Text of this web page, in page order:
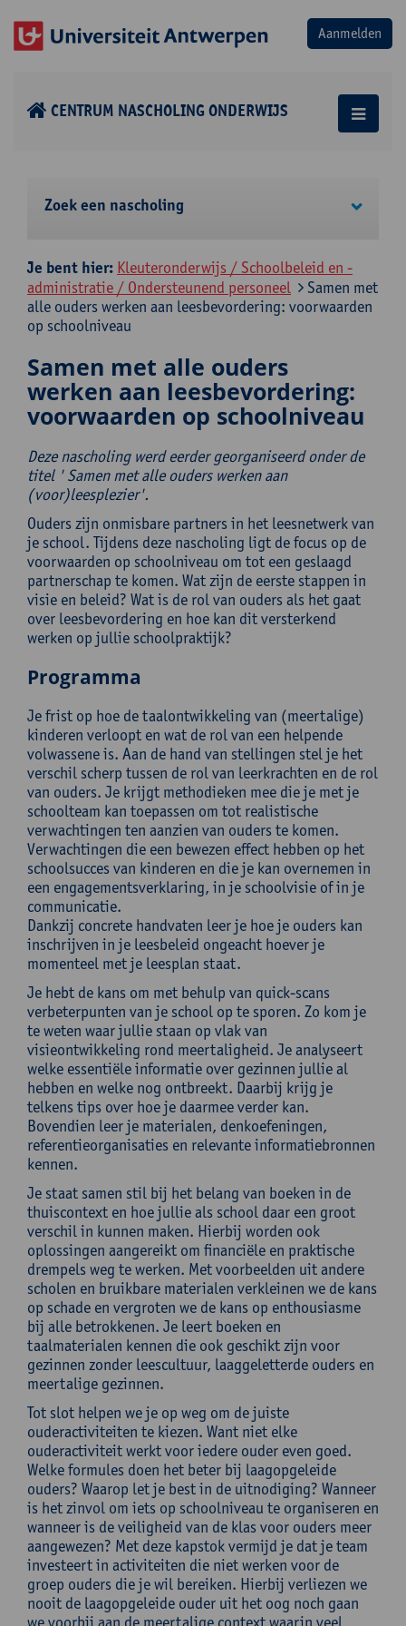
CENTRUM NASCHOLING ONDERWIJS
Zoek een nascholing
Je bent hier: Kleuteronderwijs / Schoolbeleid en -
administratie / Ondersteunend personeel
Samen met
alle ouders werken aan leesbevordering: voorwaarden
op schoolniveau
Samen met alle ouders
werken aan leesbevordering:
voorwaarden op schoolniveau
Deze nascholing werd eerder georganiseerd onder de
titel ' Samen met alle ouders werken aan
(voor)leesplezier'.
Ouders zijn onmisbare partners in het leesnetwerk van
je school. Tijdens deze nascholing ligt de focus op de
voorwaarden op schoolniveau om tot een geslaagd
partnerschap te komen. Wat zijn de eerste stappen in
visie en beleid? Wat is de rol van ouders als het gaat
over leesbevordering en hoe kan dit versterkend
werken op jullie schoolpraktijk?
Programma
Je frist op hoe de taalontwikkeling van (meertalige)
kinderen verloopt en wat de rol van een helpende
volwassene is. Aan de hand van stellingen stel je het
verschil scherp tussen de rol van leerkrachten en de rol
van ouders. Je krijgt methodieken mee die je met je
schoolteam kan toepassen om tot realistische
verwachtingen ten aanzien van ouders te komen.
Verwachtingen die een bewezen effect hebben op het
schoolsucces van kinderen en die je kan overnemen in
een engagementsverklaring, in je schoolvisie of in je
communicatie.
Dankzij concrete handvaten leer je hoe je ouders kan
inschrijven in je leesbeleid ongeacht hoever je
momenteel met je leesplan staat.
Je hebt de kans om met behulp van quick-scans
verbeterpunten van je school op te sporen. Zo kom je
te weten waar jullie staan op vlak van
visieontwikkeling rond meertaligheid. Je analyseert
welke essentiële informatie over gezinnen jullie al
hebben en welke nog ontbreekt. Daarbij krijg je
telkens tips over hoe je daarmee verder kan.
Bovendien leer je materialen, denkoefeningen,
referentieorganisaties en relevante informatiebronnen
kennen.
Je staat samen stil bij het belang van boeken in de
thuiscontext en hoe jullie als school daar een groot
verschil in kunnen maken. Hierbij worden ook
oplossingen aangereikt om financiële en praktische
drempels weg te werken. Met voorbeelden uit andere
scholen en bruikbare materialen verkleinen we de kans
op schade en vergroten we de kans op enthousiasme
bij alle betrokkenen. Je leert boeken en
taalmaterialen kennen die ook geschikt zijn voor
gezinnen zonder leescultuur, laaggeletterde ouders en
meertalige gezinnen.
Tot slot helpen we je op weg om de juiste
ouderactiviteiten te kiezen. Want niet elke
ouderactiviteit werkt voor iedere ouder even goed.
Welke formules doen het beter bij laagopgeleide
ouders? Waarop let je best in de uitnodiging? Wanneer
is het zinvol om iets op schoolniveau te organiseren en
wanneer is de veiligheid van de klas voor ouders meer
aangewezen? Met deze kapstok vermijd je dat je team
investeert in activiteiten die niet werken voor de
groep ouders die je wil bereiken. Hierbij verliezen we
nooit de laagopgeleide ouder uit het oog noch gaan
we voorbij aan de meertalige context waarin veel